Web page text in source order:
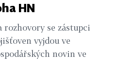
HN
rozhovory se zástupci
vyjdou ve
novin ve